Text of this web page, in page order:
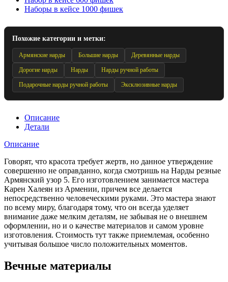
Наборы в кейсе 1000 фишек
Похожие категории и метки:
Армянские нарды Большие нарды Деревянные нарды
Дорогие нарды Нарды Нарды ручной работы
Подарочные нарды ручной работы Эксклюзивные нарды
Описание
Детали
Описание
Говорят, что красота требует жертв, но данное утверждение
совершенно не оправданно, когда смотришь на Нарды резные
Армянский узор 5. Его изготовлением занимается мастера
Карен Халеян из Армении, причем все делается
непосредственно человеческими руками. Это мастера знают
по всему миру, благодаря тому, что он всегда уделяет
внимание даже мелким деталям, не забывая не о внешнем
оформлении, но и о качестве материалов и самом уровне
изготовления. Стоимость тут также приемлемая, особенно
учитывая большое число положительных моментов.
Вечные материалы